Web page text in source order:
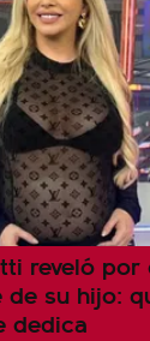
reveló por
su hijo:
dedica